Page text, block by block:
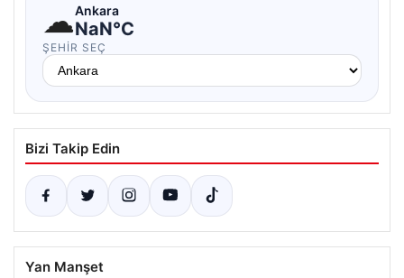
☁Ankara
NaN°C
ŞEHIR SEÇ
Bizi Takip Edin
Yan Manşet